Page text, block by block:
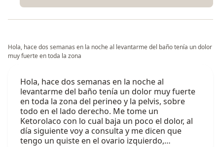
Hola, hace dos semanas en la noche al levantarme del baño tenía un dolor
muy fuerte en toda la zona
Hola, hace dos semanas en la noche al
levantarme del baño tenía un dolor muy fuerte
en toda la zona del perineo y la pelvis, sobre
todo en el lado derecho. Me tome un
Ketorolaco con lo cual baja un poco el dolor, al
día siguiente voy a consulta y me dicen que
tengo un quiste en el ovario izquierdo,…